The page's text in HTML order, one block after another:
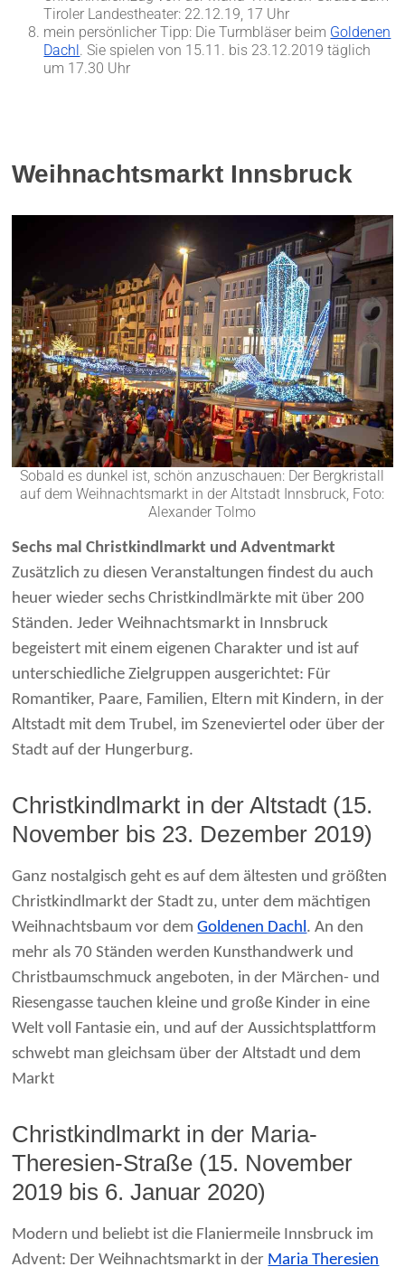
Tiroler Landestheater: 22.12.19, 17 Uhr
mein persönlicher Tipp: Die Turmbläser beim Goldenen
Dachl . Sie spielen von 15.11. bis 23.12.2019 täglich
um 17.30 Uhr
Weihnachtsmarkt Innsbruck
Sobald es dunkel ist, schön anzuschauen: Der Bergkristall
auf dem Weihnachtsmarkt in der Altstadt Innsbruck, Foto:
Alexander Tolmo
Sechs mal Christkindlmarkt und Adventmarkt
Zusätzlich zu diesen Veranstaltungen findest du auch
heuer wieder sechs Christkindlmärkte mit über 200
Ständen. Jeder Weihnachtsmarkt in Innsbruck
begeistert mit einem eigenen Charakter und ist auf
unterschiedliche Zielgruppen ausgerichtet: Für
Romantiker, Paare, Familien, Eltern mit Kindern, in der
Altstadt mit dem Trubel, im Szeneviertel oder über der
Stadt auf der Hungerburg.
Christkindlmarkt in der Altstadt (15.
November bis 23. Dezember 2019)
Ganz nostalgisch geht es auf dem ältesten und größten
Christkindlmarkt der Stadt zu, unter dem mächtigen
Weihnachtsbaum vor demGoldenen Dachl. An den
mehr als 70 Ständen werden Kunsthandwerk und
Christbaumschmuck angeboten, in der Märchen- und
Riesengasse tauchen kleine und große Kinder in eine
Welt voll Fantasie ein, und auf der Aussichtsplattform
schwebt man gleichsam über der Altstadt und dem
Markt
Christkindlmarkt in der Maria-
Theresien-Straße (15. November
2019 bis 6. Januar 2020)
Modern und beliebt ist die Flaniermeile Innsbruck im
Advent: Der Weihnachtsmarkt in der Maria Theresien